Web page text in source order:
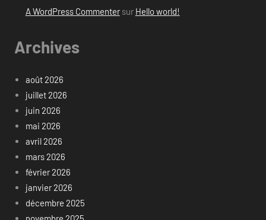
A WordPress Commentersur Hello world!
Archives
août 2026
juillet 2026
juin 2026
mai 2026
avril 2026
mars 2026
février 2026
janvier 2026
décembre 2025